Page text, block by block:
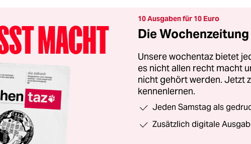
10 Ausgaben für 10 Euro
Die
Unsere wochentaz bietet
es nicht allen recht macht
nicht gehört werden. Jetzt
kennenlernen.
Jeden Samstag als
Zusätzlich digitale